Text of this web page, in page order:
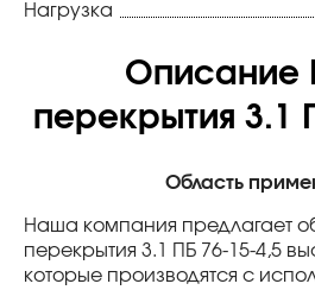
Нагрузка
Описание
перекрытия 3.1
Область
Наша компания предлагает
перекрытия 3.1 ПБ 76-15-4,5
которые производятся с